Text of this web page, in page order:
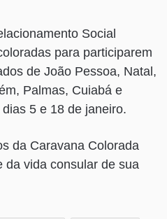
Social
para participarem
de João Pessoa, Natal,
Palmas, Cuiabá e
5 e 18 de janeiro.
da Caravana Colorada
da vida consular de sua